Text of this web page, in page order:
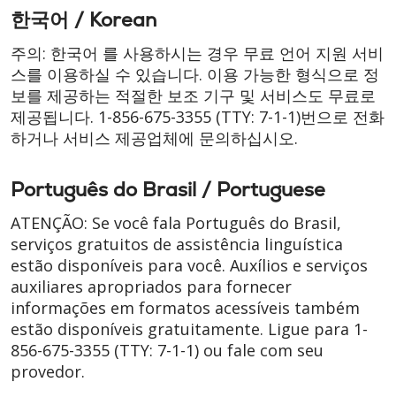
한국어 / Korean
주의: 한국어 를 사용하시는 경우 무료 언어 지원 서비
스를 이용하실 수 있습니다. 이용 가능한 형식으로 정
보를 제공하는 적절한 보조 기구 및 서비스도 무료로
제공됩니다. 1-856-675-3355 (TTY: 7-1-1)번으로 전화
하거나 서비스 제공업체에 문의하십시오.
Português do Brasil / Portuguese
ATENÇÃO: Se você fala Português do Brasil,
serviços gratuitos de assistência linguística
estão disponíveis para você. Auxílios e serviços
auxiliares apropriados para fornecer
informações em formatos acessíveis também
estão disponíveis gratuitamente. Ligue para 1-
856-675-3355 (TTY: 7-1-1) ou fale com seu
provedor.